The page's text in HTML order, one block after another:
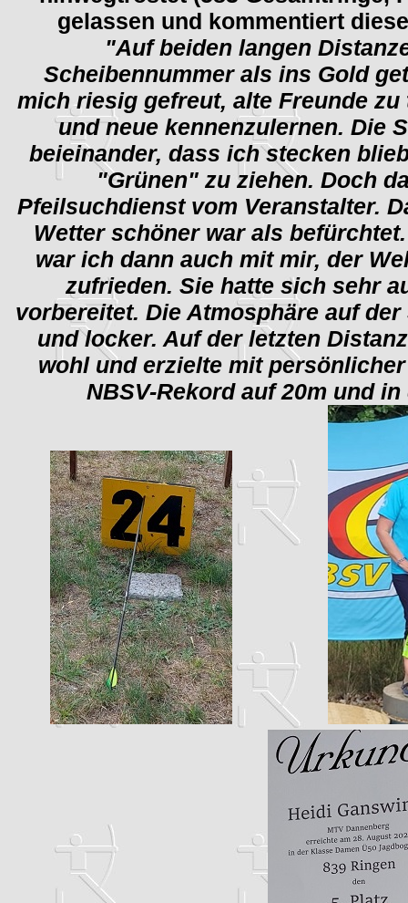
gelassen und kommentiert
"Auf beiden langen
Scheibennummer als ins Gold
mich riesig gefreut, alte Freunde
und neue kennenzulernen. Die
beieinander, dass ich stecken
"Grünen" zu ziehen. Doch
Pfeilsuchdienst vom Veranstalter.
Wetter schöner war als
war ich dann auch mit mir, der
zufrieden. Sie hatte sich sehr
vorbereitet. Die Atmosphäre auf
und locker. Auf der letzten
wohl und erzielte mit
NBSV-Rekord auf 20m und